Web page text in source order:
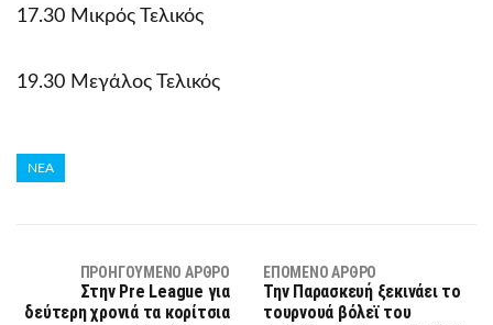
17.30 Μικρός Τελικός
19.30 Μεγάλος Τελικός
ΝΕΑ
ΠΡΟΗΓΟΎΜΕΝΟ ΆΡΘΡΟ
Στην Pre League για
δεύτερη χρονιά τα κορίτσια
ΕΠΌΜΕΝΟ ΆΡΘΡΟ
Την Παρασκευή ξεκινάει το
τουρνουά βόλεϊ του